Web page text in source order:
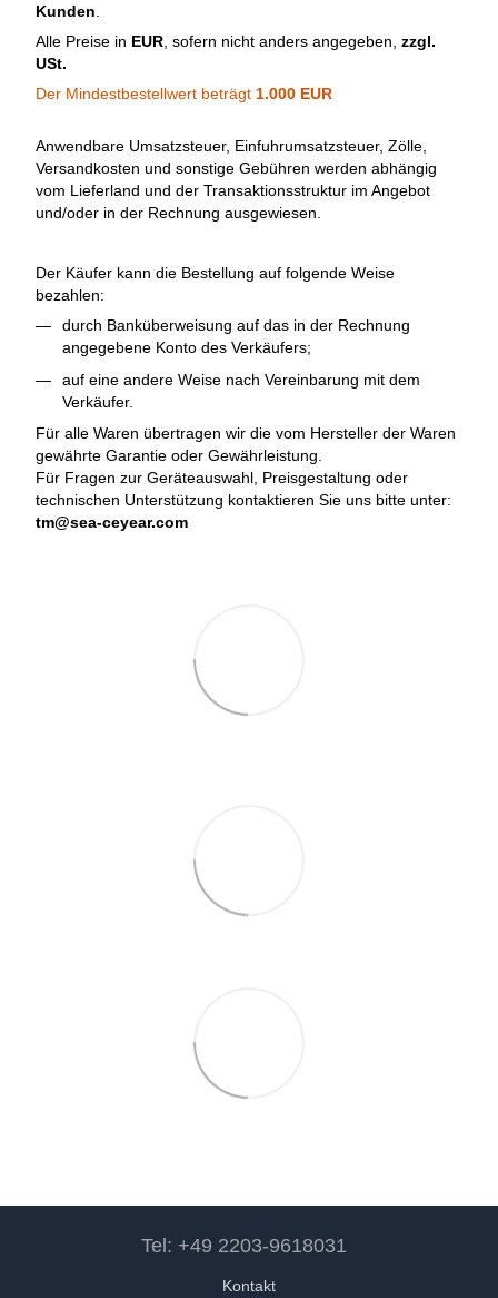
Kunden
Alle Preise in EUR , sofern nicht anders angegeben, zzgl.
USt.
Der Mindestbestellwert beträgt 1.000 EUR
Anwendbare Umsatzsteuer, Einfuhrumsatzsteuer, Zölle,
Versandkosten und sonstige Gebühren werden abhängig
vom Lieferland und der Transaktionsstruktur im Angebot
und/oder in der Rechnung ausgewiesen.
Der Käufer kann die Bestellung auf folgende Weise
bezahlen:
durch Banküberweisung auf das in der Rechnung
angegebene Konto des Verkäufers;
auf eine andere Weise nach Vereinbarung mit dem
Verkäufer.
Für alle Waren übertragen wir die vom Hersteller der Waren
gewährte Garantie oder Gewährleistung.
Für Fragen zur Geräteauswahl, Preisgestaltung oder
technischen Unterstützung kontaktieren Sie uns bitte unter:
tm@sea-ceyear.com
Tel: +49 2203-9618031
Kontakt